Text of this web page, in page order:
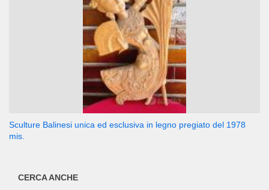
Sculture Balinesi unica ed esclusiva in legno pregiato del 1978
mis.
CERCA ANCHE